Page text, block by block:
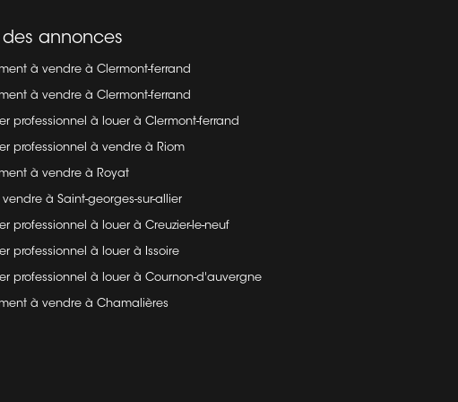
des annonces
à vendre à Clermont-ferrand
à vendre à Clermont-ferrand
professionnel à louer à Clermont-ferrand
professionnel à vendre à Riom
à vendre à Royat
vendre à Saint-georges-sur-allier
professionnel à louer à Creuzier-le-neuf
professionnel à louer à Issoire
professionnel à louer à Cournon-d'auvergne
à vendre à Chamalières